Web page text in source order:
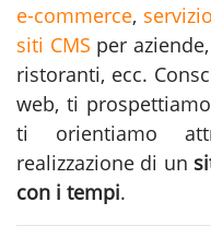
e-commerce,
siti CMS per
ristoranti, ecc.
web, ti
ti orientiamo
realizzazione di un
con i tempi.